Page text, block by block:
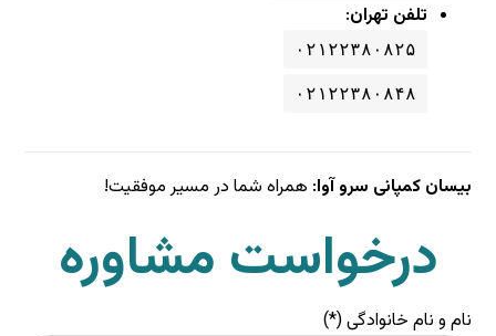
تلفن تهران:
۰۲۱۲۲۳۸۰۸۲۵
۰۲۱۲۲۳۸۰۸۴۸
بیسان کمپانی سرو آوا: همراه شما در مسیر موفقیت!
درخواست مشاوره
نام و نام خانوادگی (*)